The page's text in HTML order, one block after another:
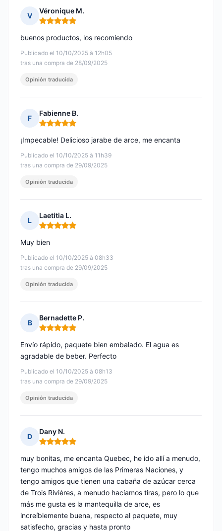
V
Véronique M.
Nota: 5 de 5
Publicado el 10/10/2025 à 12h05
tras una compra de 28/09/2025
buenos productos, los recomiendo
Opinión traducida
F
Fabienne B.
Nota: 5 de 5
Publicado el 10/10/2025 à 11h39
tras una compra de 29/09/2025
¡Impecable! Delicioso jarabe de arce, me encanta
Opinión traducida
L
Laetitia L.
Nota: 5 de 5
Publicado el 10/10/2025 à 08h33
tras una compra de 29/09/2025
Muy bien
Opinión traducida
B
Bernadette P.
Nota: 5 de 5
Publicado el 10/10/2025 à 08h13
tras una compra de 29/09/2025
Envío rápido, paquete bien embalado. El agua es
agradable de beber. Perfecto
Opinión traducida
D
Dany N.
Nota: 5 de 5
muy bonitas, me encanta Quebec, he ido allí a menudo,
tengo muchos amigos de las Primeras Naciones, y
tengo amigos que tienen una cabaña de azúcar cerca
de Trois Rivières, a menudo hacíamos tiras, pero lo que
más me gusta es la mantequilla de arce, es
increíblemente buena, respecto al paquete, muy
satisfecho, gracias y hasta pronto